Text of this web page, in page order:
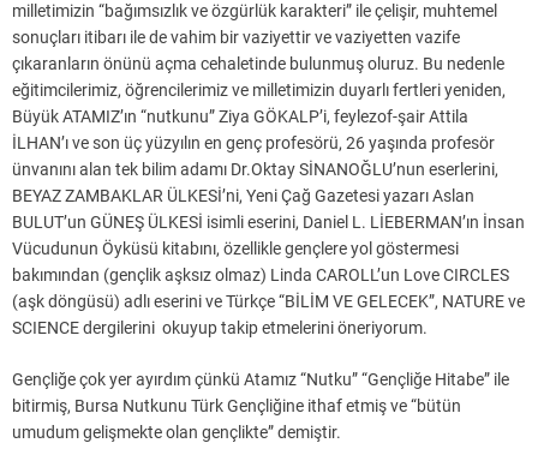
milletimizin “bağımsızlık ve özgürlük karakteri” ile çelişir, muhtemel
sonuçları itibarı ile de vahim bir vaziyettir ve vaziyetten vazife
çıkaranların önünü açma cehaletinde bulunmuş oluruz. Bu nedenle
eğitimcilerimiz, öğrencilerimiz ve milletimizin duyarlı fertleri yeniden,
Büyük ATAMIZ’ın “nutkunu” Ziya GÖKALP’i, feylezof-şair Attila
İLHAN’ı ve son üç yüzyılın en genç profesörü, 26 yaşında profesör
ünvanını alan tek bilim adamı Dr.Oktay SİNANOĞLU’nun eserlerini,
BEYAZ ZAMBAKLAR ÜLKESİ’ni, Yeni Çağ Gazetesi yazarı Aslan
BULUT’un GÜNEŞ ÜLKESİ isimli eserini, Daniel L. LİEBERMAN’ın İnsan
Vücudunun Öyküsü kitabını, özellikle gençlere yol göstermesi
bakımından (gençlik aşksız olmaz) Linda CAROLL’un Love CIRCLES
(aşk döngüsü) adlı eserini ve Türkçe “BİLİM VE GELECEK”, NATURE ve
SCIENCE dergilerini okuyup takip etmelerini öneriyorum.
Gençliğe çok yer ayırdım çünkü Atamız “Nutku” “Gençliğe Hitabe” ile
bitirmiş, Bursa Nutkunu Türk Gençliğine ithaf etmiş ve “bütün
umudum gelişmekte olan gençlikte” demiştir.